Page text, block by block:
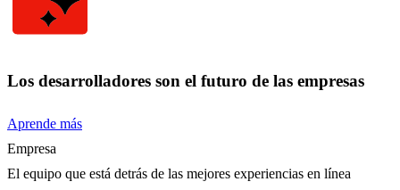
Los desarrolladores son el futuro de las empresas
Aprende más
Empresa
El equipo que está detrás de las mejores experiencias en línea